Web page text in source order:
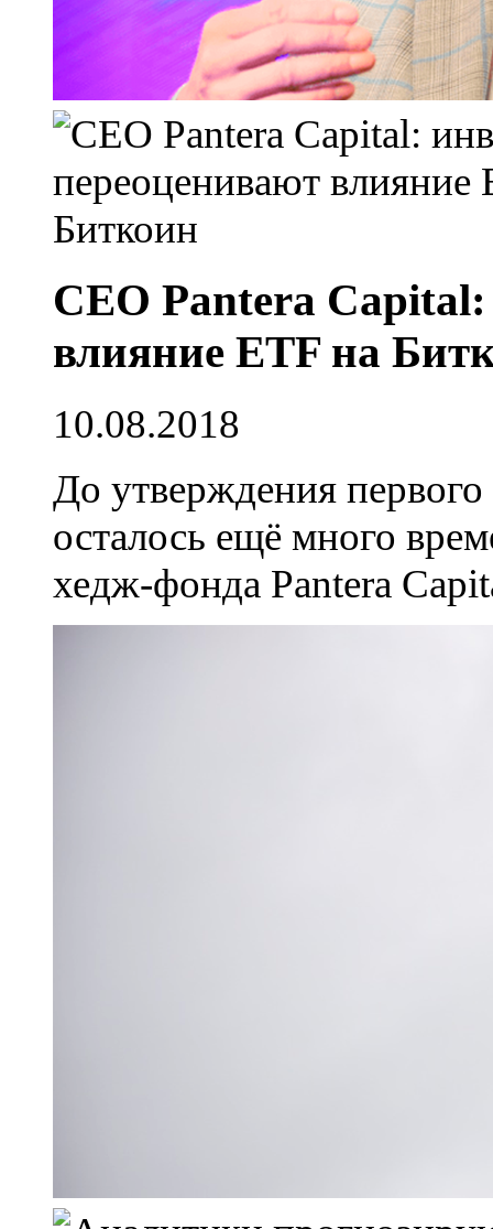
CEO Pantera
влияние ETF на
10.08.2018
До утверждения
осталось ещё много
хедж-фонда Pantera